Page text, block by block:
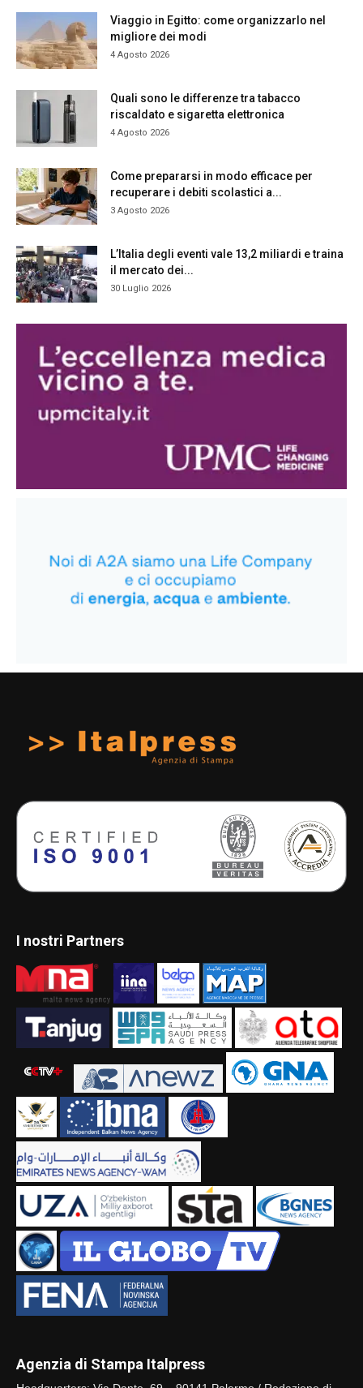
Viaggio in Egitto: come organizzarlo nel
migliore dei modi
4 Agosto 2026
Quali sono le differenze tra tabacco
riscaldato e sigaretta elettronica
4 Agosto 2026
Come prepararsi in modo efficace per
recuperare i debiti scolastici a...
3 Agosto 2026
L’Italia degli eventi vale 13,2 miliardi e traina
il mercato dei...
30 Luglio 2026
I nostri Partners
Agenzia di Stampa Italpress